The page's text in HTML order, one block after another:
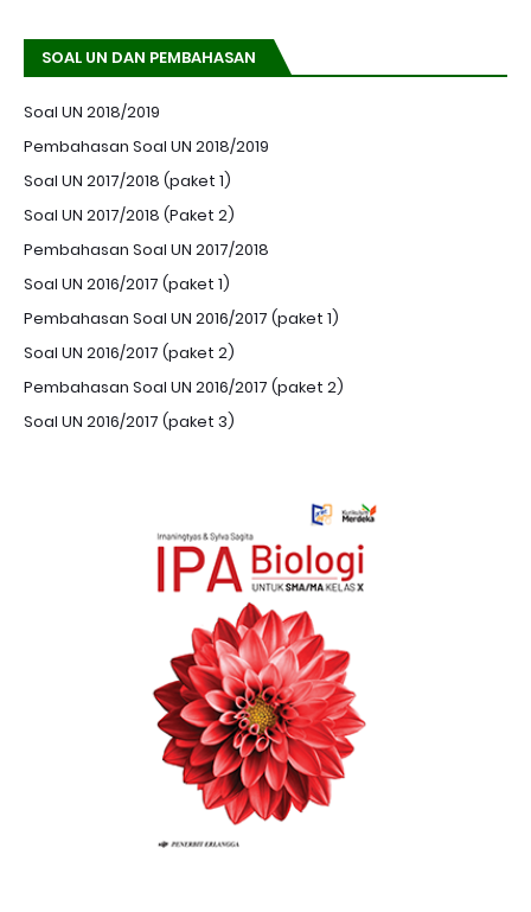
SOAL UN DAN PEMBAHASAN
Soal UN 2018/2019
Pembahasan Soal UN 2018/2019
Soal UN 2017/2018 (paket 1)
Soal UN 2017/2018 (Paket 2)
Pembahasan Soal UN 2017/2018
Soal UN 2016/2017 (paket 1)
Pembahasan Soal UN 2016/2017 (paket 1)
Soal UN 2016/2017 (paket 2)
Pembahasan Soal UN 2016/2017 (paket 2)
Soal UN 2016/2017 (paket 3)